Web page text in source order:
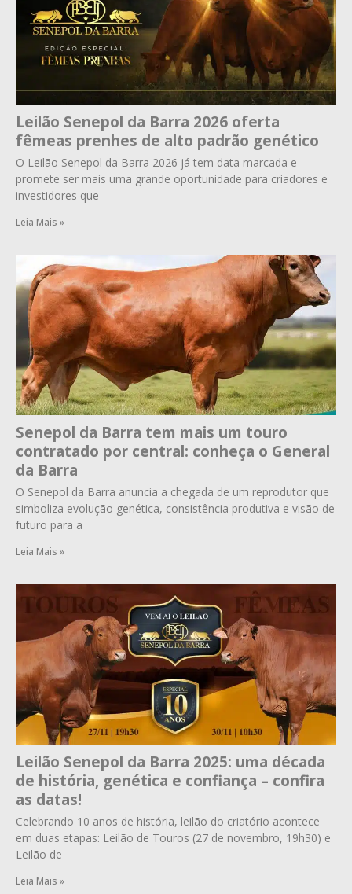
Leilão Senepol da Barra 2026 oferta
fêmeas prenhes de alto padrão genético
O Leilão Senepol da Barra 2026 já tem data marcada e
promete ser mais uma grande oportunidade para criadores e
investidores que
Leia Mais »
Senepol da Barra tem mais um touro
contratado por central: conheça o General
da Barra
O Senepol da Barra anuncia a chegada de um reprodutor que
simboliza evolução genética, consistência produtiva e visão de
futuro para a
Leia Mais »
Leilão Senepol da Barra 2025: uma década
de história, genética e confiança – confira
as datas!
Celebrando 10 anos de história, leilão do criatório acontece
em duas etapas: Leilão de Touros (27 de novembro, 19h30) e
Leilão de
Leia Mais »